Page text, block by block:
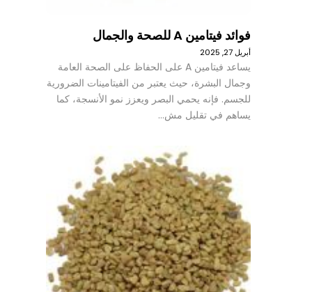
فوائد فيتامين A للصحة والجمال
أبريل 27, 2025
يساعد فيتامين A على الحفاظ على الصحة العامة
وجمال البشرة، حيث يعتبر من الفيتامينات الضرورية
للجسم. فإنه يحمي البصر ويعزز نمو الأنسجة، كما
يساهم في تقليل مش…